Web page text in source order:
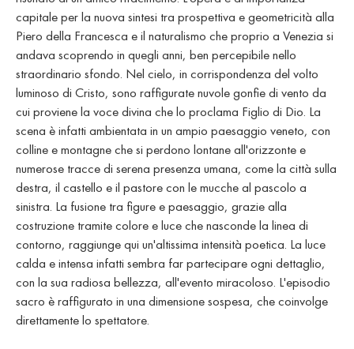
capitale per la nuova sintesi tra prospettiva e geometricità alla
Piero della Francesca e il naturalismo che proprio a Venezia si
andava scoprendo in quegli anni, ben percepibile nello
straordinario sfondo. Nel cielo, in corrispondenza del volto
luminoso di Cristo, sono raffigurate nuvole gonfie di vento da
cui proviene la voce divina che lo proclama Figlio di Dio. La
scena è infatti ambientata in un ampio paesaggio veneto, con
colline e montagne che si perdono lontane all'orizzonte e
numerose tracce di serena presenza umana, come la città sulla
destra, il castello e il pastore con le mucche al pascolo a
sinistra. La fusione tra figure e paesaggio, grazie alla
costruzione tramite colore e luce che nasconde la linea di
contorno, raggiunge qui un'altissima intensità poetica. La luce
calda e intensa infatti sembra far partecipare ogni dettaglio,
con la sua radiosa bellezza, all'evento miracoloso. L'episodio
sacro è raffigurato in una dimensione sospesa, che coinvolge
direttamente lo spettatore.